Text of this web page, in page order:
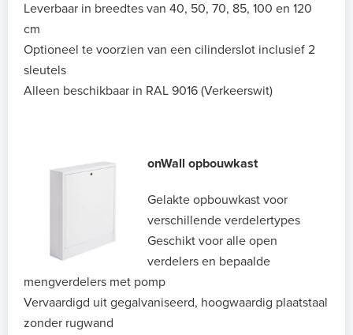
Leverbaar in breedtes van 40, 50, 70, 85, 100 en 120
cm
Optioneel te voorzien van een cilinderslot inclusief 2
sleutels
Alleen beschikbaar in RAL 9016 (Verkeerswit)
onWall opbouwkast
Gelakte opbouwkast voor
verschillende verdelertypes
Geschikt voor alle open
verdelers en bepaalde
mengverdelers met pomp
Vervaardigd uit gegalvaniseerd, hoogwaardig plaatstaal
zonder rugwand